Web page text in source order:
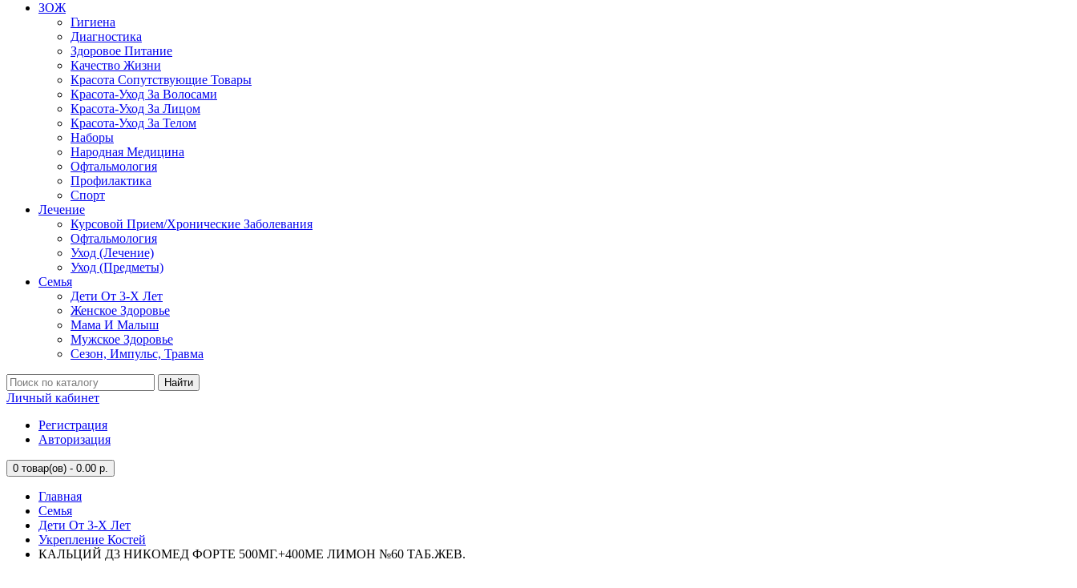
ЗОЖ
Гигиена
Диагностика
Здоровое Питание
Качество Жизни
Красота Сопутствующие Товары
Красота-Уход За Волосами
Красота-Уход За Лицом
Красота-Уход За Телом
Наборы
Народная Медицина
Офтальмология
Профилактика
Спорт
Лечение
Курсовой Прием/Хронические Заболевания
Офтальмология
Уход (Лечение)
Уход (Предметы)
Семья
Дети От 3-Х Лет
Женское Здоровье
Мама И Малыш
Мужское Здоровье
Сезон, Импульс, Травма
Найти
Личный кабинет
Регистрация
Авторизация
0 товар(ов) - 0.00 р.
Главная
Семья
Дети От 3-Х Лет
Укрепление Костей
КАЛЬЦИЙ Д3 НИКОМЕД ФОРТЕ 500МГ.+400МЕ ЛИМОН №60 ТАБ.ЖЕВ.